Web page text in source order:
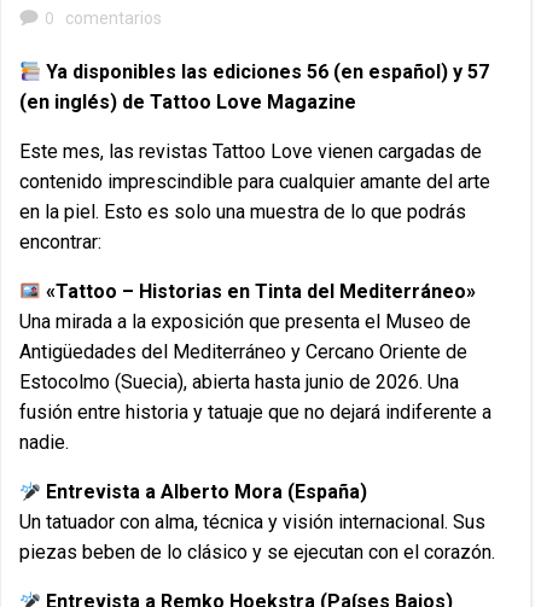
0
comentarios
Ya disponibles las ediciones 56 (en español) y 57
(en inglés) de Tattoo Love Magazine
Este mes, las revistas Tattoo Love vienen cargadas de
contenido imprescindible para cualquier amante del arte
en la piel. Esto es solo una muestra de lo que podrás
encontrar:
«Tattoo – Historias en Tinta del Mediterráneo»
Una mirada a la exposición que presenta el Museo de
Antigüedades del Mediterráneo y Cercano Oriente de
Estocolmo (Suecia), abierta hasta junio de 2026. Una
fusión entre historia y tatuaje que no dejará indiferente a
nadie.
Entrevista a Alberto Mora (España)
Un tatuador con alma, técnica y visión internacional. Sus
piezas beben de lo clásico y se ejecutan con el corazón.
Entrevista a Remko Hoekstra (Países Bajos)